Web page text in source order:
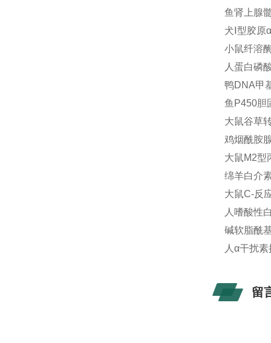
鱼肾上腺
犬Ⅰ型胶
小鼠纤溶
人蛋白磷
鸭DNA甲
鱼P450胆
大鼠谷草
鸡烟酰胺
大鼠M2
绵羊白介
大鼠C-反
人嗜酸性
碱软脂酰
人α干扰
留